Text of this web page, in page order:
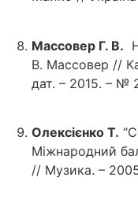
Массовер Г. В.
В. Массовер //
дат. – 2015. – №
Олексієнко Т.
Міжнародний
// Музика. –